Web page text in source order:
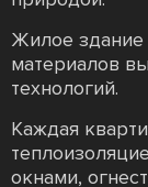
Жилое здание
материалов
технологий.
Каждая
окнами,